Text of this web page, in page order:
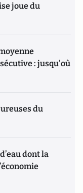
joue du
: jusqu'où
du
dont la